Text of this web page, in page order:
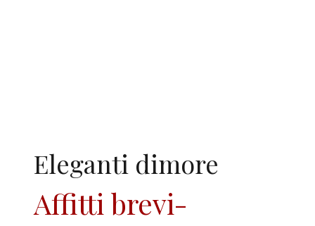
Eleganti dimore
Affitti brevi-